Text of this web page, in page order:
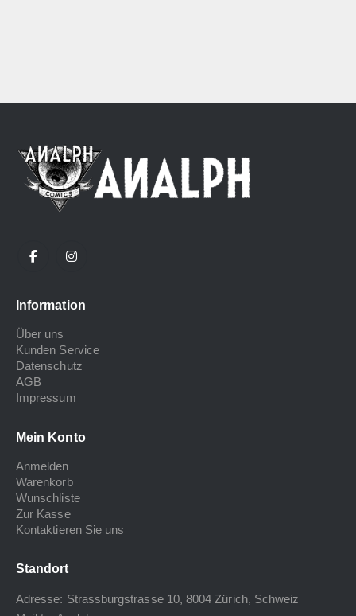
Information
Über uns
Kunden Service
Datenschutz
AGB
Impressum
Mein Konto
Anmelden
Warenkorb
Wunschliste
Zur Kasse
Kontaktieren Sie uns
Standort
Adresse: Strassburgstrasse 10, 8004 Zürich, Schweiz